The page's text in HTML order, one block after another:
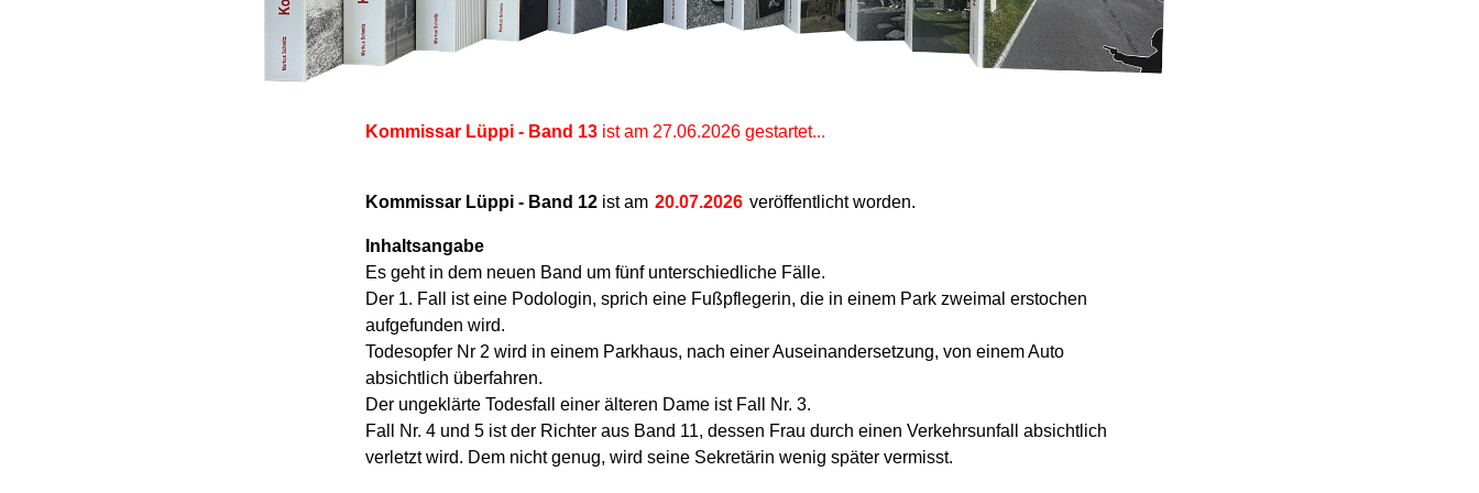
Kommissar Lüppi - Band 13ist am 27.06.2026 gestartet...
Kommissar Lüppi - Band 12 istam 20.07.2026 veröffentlicht worden.
Inhaltsangabe
Es geht in dem neuen Band um fünf unterschiedliche Fälle.
Der 1. Fall isteine Podologin, sprich eine Fußpflegerin, die in einem Parkzweimal erstochen
aufgefunden wird.
Todesopfer Nr 2 wird in einem Parkhaus, nach einer Auseinandersetzung, von einem Auto
absichtlich überfahren.
Der ungeklärte Todesfall einer älteren Dame ist Fall Nr. 3.
Fall Nr. 4 und 5 ist der Richter aus Band 11, dessen Frau durch einen Verkehrsunfall absichtlich
verletzt wird. Dem nicht genug, wird seine Sekretärin wenig später vermisst.